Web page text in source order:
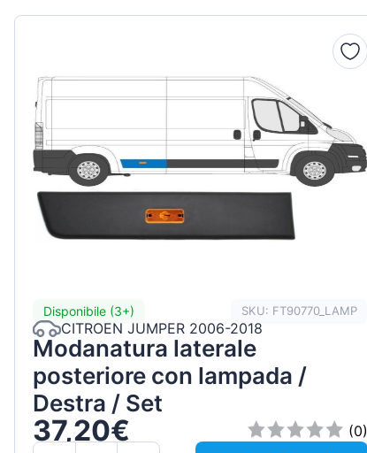
Disponibile (3+) SKU: FT90770_LAMP
CITROEN JUMPER 2006-2018
Modanatura laterale
posteriore con lampada /
Destra / Set
37,20€
(0)